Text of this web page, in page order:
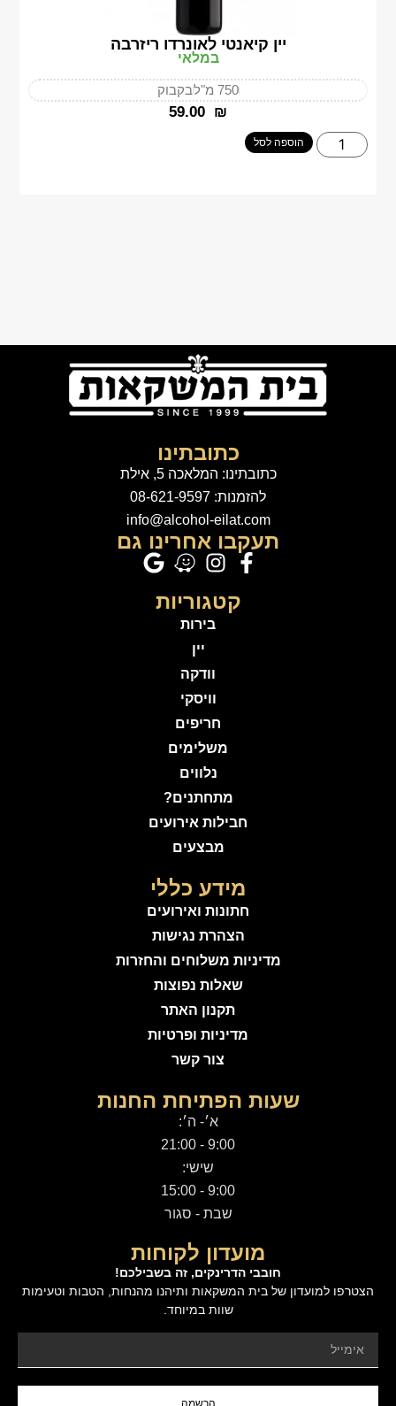
יין קיאנטי לאונרדו ריזרבה
במלאי
750 מ"ל בקבוק
‎59.00 ₪
הוספה לסל
כתובתינו
כתובתינו: המלאכה 5, אילת
להזמנות: 08-621-9597
info@alcohol-eilat.com
תעקבו אחרינו גם
קטגוריות
בירות
יין
וודקה
וויסקי
חריפים
משלימים
נלווים
מתחתנים?
חבילות אירועים
מבצעים
מידע כללי
חתונות ואירועים
הצהרת נגישות
מדיניות משלוחים והחזרות
שאלות נפוצות
תקנון האתר
מדיניות ופרטיות
צור קשר
שעות הפתיחת החנות
א׳- ה׳:
9:00 - 21:00
שישי:
9:00 - 15:00
שבת - סגור
מועדון לקוחות
חובבי הדרינקים, זה בשבילכם!
הצטרפו למועדון של בית המשקאות ותיהנו מהנחות, הטבות וטעימות
שוות במיוחד.
הרשמה